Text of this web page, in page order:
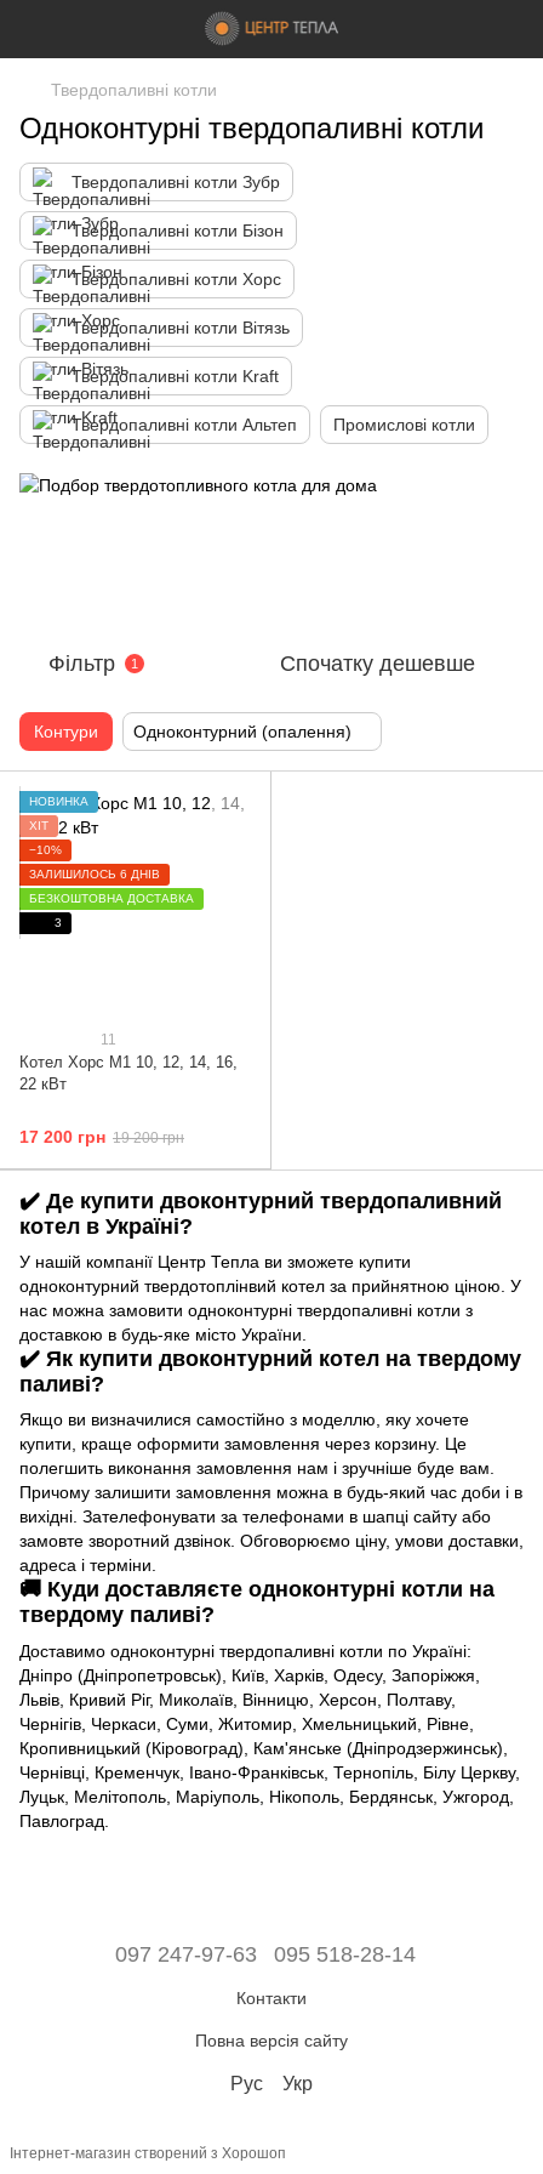
Твердопаливні котли
Одноконтурні твердопаливні котли
Твердопаливні котли Зубр
Твердопаливні котли Бізон
Твердопаливні котли Хорс
Твердопаливні котли Вітязь
Твердопаливні котли Kraft
Твердопаливні котли Альтеп Промислові котли
Фільтр 1 Спочатку дешевше
Контури Одноконтурний (опалення)
НОВИНКА
ХІТ
−10%
ЗАЛИШИЛОСЬ 6 ДНІВ
БЕЗКОШТОВНА ДОСТАВКА
3
11
Котел Хорс М1 10, 12, 14, 16,
22 кВт
17 200 грн 19 200 грн
✔️ Де купити двоконтурний твердопаливний
котел в Україні?
У нашій компанії Центр Тепла ви зможете купити
одноконтурний твердотоплінвий котел за прийнятною ціною. У
нас можна замовити одноконтурні твердопаливні котли з
доставкою в будь-яке місто України.
✔️ Як купити двоконтурний котел на твердому
паливі?
Якщо ви визначилися самостійно з моделлю, яку хочете
купити, краще оформити замовлення через корзину. Це
полегшить виконання замовлення нам і зручніше буде вам.
Причому залишити замовлення можна в будь-який час доби і в
вихідні. Зателефонувати за телефонами в шапці сайту або
замовте зворотний дзвінок. Обговорюємо ціну, умови доставки,
адреса і терміни.
🚚 Куди доставляєте одноконтурні котли на
твердому паливі?
Доставимо одноконтурні твердопаливні котли по Україні:
Дніпро (Дніпропетровськ), Київ, Харків, Одесу, Запоріжжя,
Львів, Кривий Ріг, Миколаїв, Вінницю, Херсон, Полтаву,
Чернігів, Черкаси, Суми, Житомир, Хмельницький, Рівне,
Кропивницький (Кіровоград), Кам'янське (Дніпродзержинськ),
Чернівці, Кременчук, Івано-Франківськ, Тернопіль, Білу Церкву,
Луцьк, Мелітополь, Маріуполь, Нікополь, Бердянськ, Ужгород,
Павлоград.
097 247-97-63 095 518-28-14
Контакти
Повна версія сайту
Рус Укр
Інтернет-магазин створений з Хорошоп